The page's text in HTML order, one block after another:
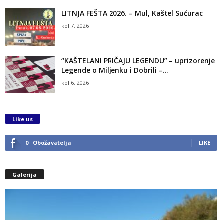
LITNJA FEŠTA 2026. – Mul, Kaštel Sućurac
kol 7, 2026
“KAŠTELANI PRIČAJU LEGENDU” – uprizorenje
Legende o Miljenku i Dobrili –...
kol 6, 2026
Like us
0 Obožavatelja LIKE
Galerija